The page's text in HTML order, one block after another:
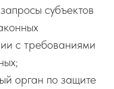
субъектов
с требованиями
орган по защите